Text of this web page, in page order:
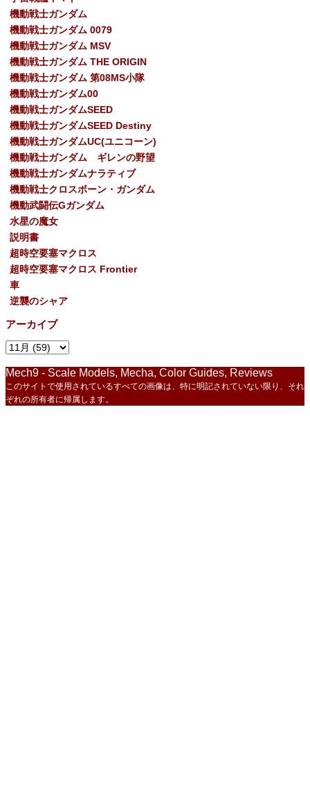
機動戦士ガンダム
機動戦士ガンダム 0079
機動戦士ガンダム MSV
機動戦士ガンダム THE ORIGIN
機動戦士ガンダム 第08MS小隊
機動戦士ガンダム00
機動戦士ガンダムSEED
機動戦士ガンダムSEED Destiny
機動戦士ガンダムUC(ユニコーン)
機動戦士ガンダム ギレンの野望
機動戦士ガンダムナラティブ
機動戦士クロスボーン・ガンダム
機動武闘伝Gガンダム
水星の魔女
説明書
超時空要塞マクロス
超時空要塞マクロス Frontier
車
逆襲のシャア
アーカイブ
Mech9 - Scale Models, Mecha, Color Guides, Reviews
このサイトで使用されているすべての画像は、特に明記されていない限り、それ
ぞれの所有者に帰属します。